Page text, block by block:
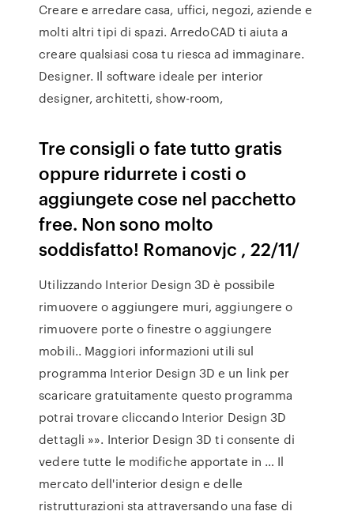
Creare e arredare casa, uffici, negozi, aziende e
molti altri tipi di spazi. ArredoCAD ti aiuta a
creare qualsiasi cosa tu riesca ad immaginare.
Designer. Il software ideale per interior
designer, architetti, show-room,
Tre consigli o fate tutto gratis
oppure ridurrete i costi o
aggiungete cose nel pacchetto
free. Non sono molto
soddisfatto! Romanovjc , 22/11/
Utilizzando Interior Design 3D è possibile
rimuovere o aggiungere muri, aggiungere o
rimuovere porte o finestre o aggiungere
mobili.. Maggiori informazioni utili sul
programma Interior Design 3D e un link per
scaricare gratuitamente questo programma
potrai trovare cliccando Interior Design 3D
dettagli »». Interior Design 3D ti consente di
vedere tutte le modifiche apportate in … Il
mercato dell'interior design e delle
ristrutturazioni sta attraversando una fase di